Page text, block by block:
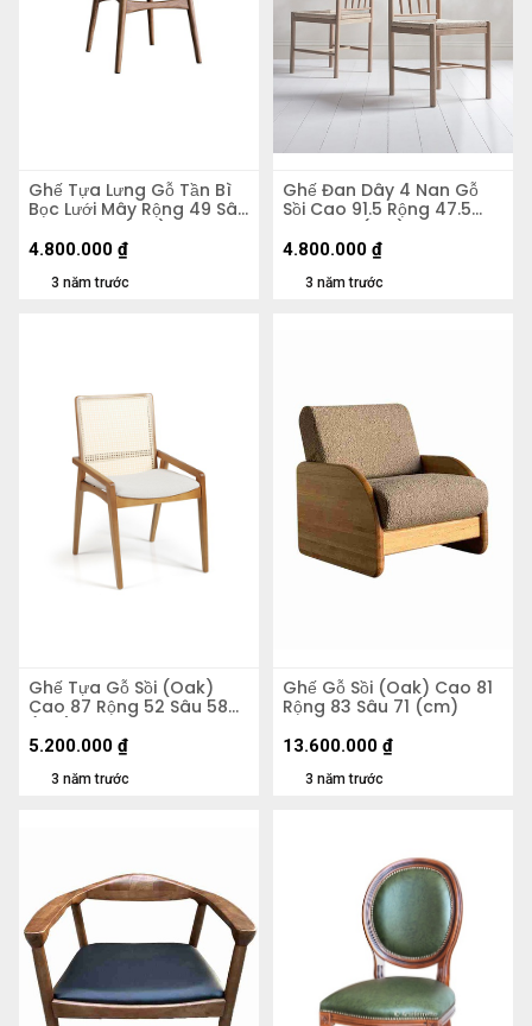
Ghế Tựa Lưng Gỗ Tần Bì
Bọc Lưới Mây Rộng 49 Sâu
52 Cao 79 (cm)
3 năm trước
4.800.000 ₫
Ghế Đan Dây 4 Nan Gỗ
Sồi Cao 91.5 Rộng 47.5
Sâu 46.5 (cm)
3 năm trước
4.800.000 ₫
Ghế Tựa Gỗ Sồi (Oak)
Cao 87 Rộng 52 Sâu 58
(cm)
3 năm trước
5.200.000 ₫
Ghế Gỗ Sồi (Oak) Cao 81
Rộng 83 Sâu 71 (cm)
3 năm trước
13.600.000 ₫